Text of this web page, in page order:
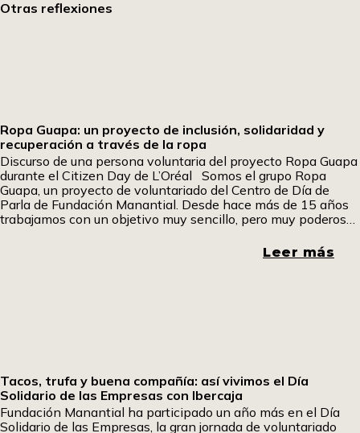
Otras reflexiones
Ropa Guapa: un proyecto de inclusión, solidaridad y
recuperación a través de la ropa
Discurso de una persona voluntaria del proyecto Ropa Guapa
durante el Citizen Day de L’Oréal Somos el grupo Ropa
Guapa, un proyecto de voluntariado del Centro de Día de
Parla de Fundación Manantial. Desde hace más de 15 años
trabajamos con un objetivo muy sencillo, pero muy poderoso:
Leer más
Tacos, trufa y buena compañía: así vivimos el Día
Solidario de las Empresas con Ibercaja
Fundación Manantial ha participado un año más en el Día
Solidario de las Empresas, la gran jornada de voluntariado